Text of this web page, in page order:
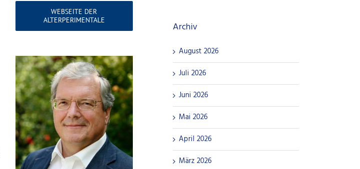
WEBSEITE DER
ALTERPERIMENTALE
Archiv
August 2026
Juli 2026
Juni 2026
Mai 2026
April 2026
März 2026